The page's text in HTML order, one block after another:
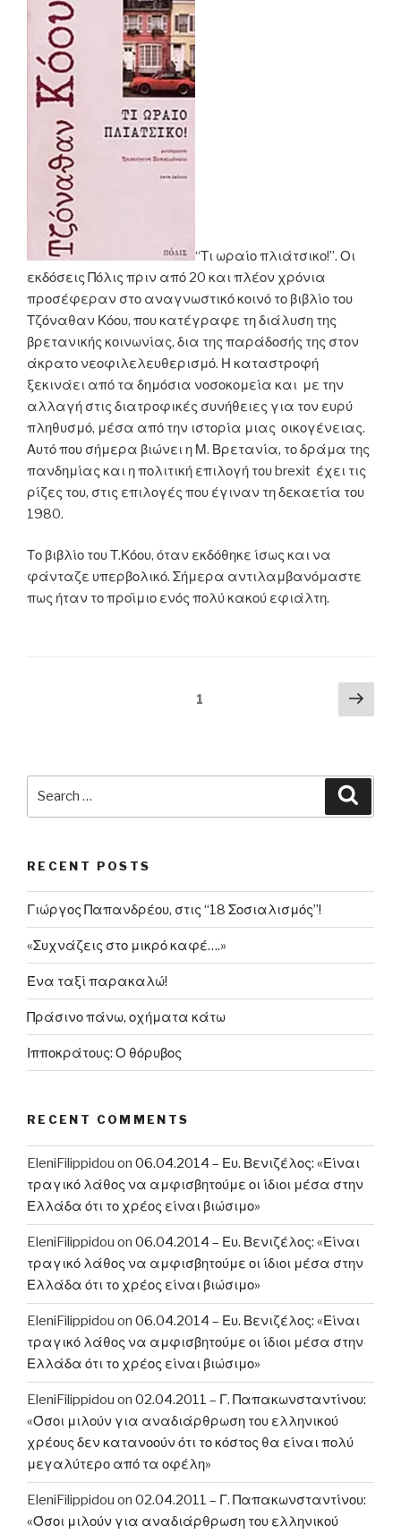
“Τι ωραίο πλιάτσικο!”. Οι
εκδόσεις Πόλις πριν από 20 και πλέον χρόνια
προσέφεραν στο αναγνωστικό κοινό το βιβλίο του
Τζόναθαν Κόου, που κατέγραφε τη διάλυση της
βρετανικής κοινωνίας, δια της παράδοσής της στον
άκρατο νεοφιλελευθερισμό. Η καταστροφή
ξεκινάει από τα δημόσια νοσοκομεία και με την
αλλαγή στις διατροφικές συνήθειες για τον ευρύ
πληθυσμό, μέσα από την ιστορία μιας οικογένειας.
Αυτό που σήμερα βιώνει η Μ. Βρετανία, το δράμα της
πανδημίας και η πολιτική επιλογή του brexit έχει τις
ρίζες του, στις επιλογές που έγιναν τη δεκαετία του
1980.
Το βιβλίο του Τ.Κόου, όταν εκδόθηκε ίσως και να
φάνταζε υπερβολικό. Σήμερα αντιλαμβανόμαστε
πως ήταν το προϊμιο ενός πολύ κακού εφιάλτη.
1
Next
RECENT POSTS
Γιώργος Παπανδρέου, στις “18 Σοσιαλισμός”!
«Συχνάζεις στο μικρό καφέ….»
Ένα ταξί παρακαλώ!
Πράσινο πάνω, οχήματα κάτω
Ιπποκράτους: Ο θόρυβος
RECENT COMMENTS
EleniFilippidou on 06.04.2014 – Ευ. Βενιζέλος: «Είναι
τραγικό λάθος να αμφισβητούμε οι ίδιοι μέσα στην
Ελλάδα ότι το χρέος είναι βιώσιμο»
EleniFilippidou on 06.04.2014 – Ευ. Βενιζέλος: «Είναι
τραγικό λάθος να αμφισβητούμε οι ίδιοι μέσα στην
Ελλάδα ότι το χρέος είναι βιώσιμο»
EleniFilippidou on 06.04.2014 – Ευ. Βενιζέλος: «Είναι
τραγικό λάθος να αμφισβητούμε οι ίδιοι μέσα στην
Ελλάδα ότι το χρέος είναι βιώσιμο»
EleniFilippidou on 02.04.2011 – Γ. Παπακωνσταντίνου:
«Όσοι μιλούν για αναδιάρθρωση του ελληνικού
χρέους δεν κατανοούν ότι το κόστος θα είναι πολύ
μεγαλύτερο από τα οφέλη»
EleniFilippidou on 02.04.2011 – Γ. Παπακωνσταντίνου:
«Όσοι μιλούν για αναδιάρθρωση του ελληνικού